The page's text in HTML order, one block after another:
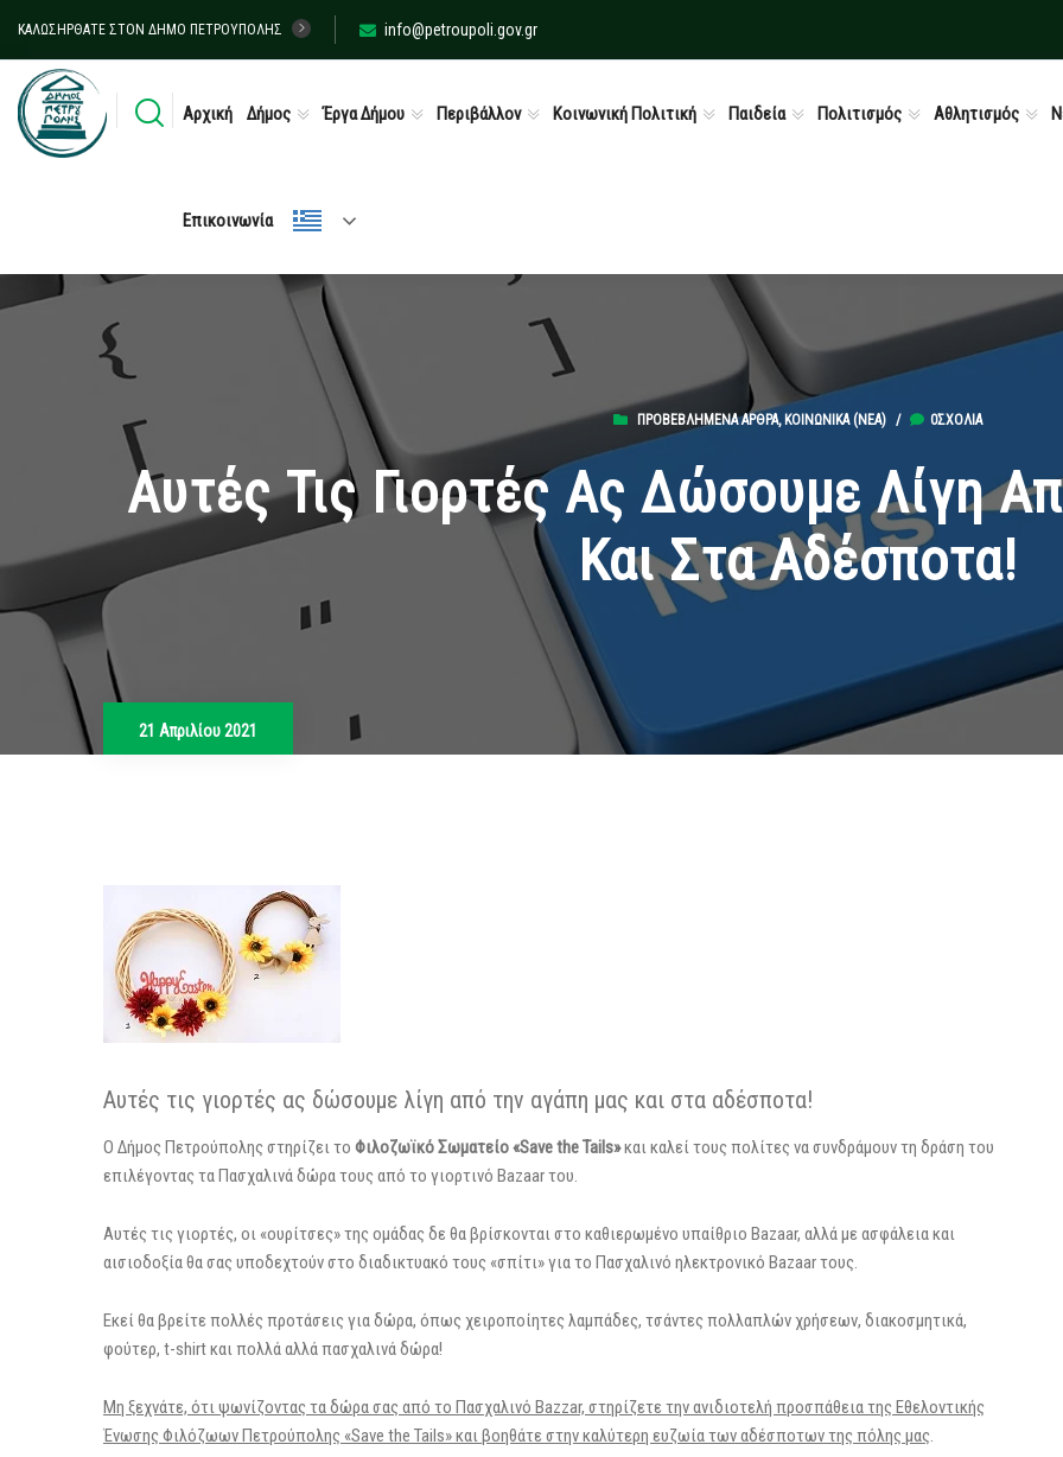
ΚΑΛΩΣΉΡΘΑΤΕ ΣΤΟΝ ΔΉΜΟ ΠΕΤΡΟΎΠΟΛΗΣ info@petroupoli.gov.gr
Αρχική Δήμος Έργα Δήμου Περιβάλλον Κοινωνική Πολιτική Παιδεία Πολιτισμός Αθλητισμός
Επικοινωνία
ΠΡΟΒΕΒΛΗΜΈΝΑ ΆΡΘΡΑ, ΚΟΙΝΩΝΙΚΆ (ΝΕΑ)/ 0ΣΧΌΛΙΑ
Αυτές Τις Γιορτές Ας Δώσουμε Λίγη
Και Στα Αδέσποτα!
21 Απριλίου 2021
Αυτές τις γιορτές ας δώσουμε λίγη από την αγάπη μας και στα αδέσποτα!
Ο Δήμος Πετρούπολης στηρίζει το Φιλοζωϊκό Σωματείο «Save the Tails»και καλεί τους πολίτες να συνδράμουν τη δράση του
επιλέγοντας τα Πασχαλινά δώρα τους από το γιορτινό Bazaar του.
Αυτές τις γιορτές, οι «ουρίτσες» της ομάδας δε θα βρίσκονται στο καθιερωμένο υπαίθριο Bazaar, αλλά με ασφάλεια και
αισιοδοξία θα σας υποδεχτούν στο διαδικτυακό τους «σπίτι» για το Πασχαλινό ηλεκτρονικό Bazaar τους.
Εκεί θα βρείτε πολλές προτάσεις για δώρα, όπως χειροποίητες λαμπάδες, τσάντες πολλαπλών χρήσεων, διακοσμητικά,
φούτερ, t-shirt και πολλά αλλά πασχαλινά δώρα!
Μη ξεχνάτε, ότι ψωνίζοντας τα δώρα σας από το Πασχαλινό Bazzar, στηρίζετε την ανιδιοτελή προσπάθεια της Εθελοντικής
Ένωσης Φιλόζωων Πετρούπολης «Save the Tails» και βοηθάτε στην καλύτερη ευζωία των αδέσποτων της πόλης μας.